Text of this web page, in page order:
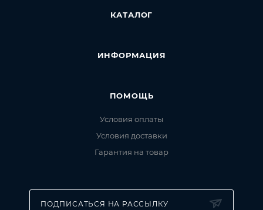
КАТАЛОГ
ИНФОРМАЦИЯ
ПОМОЩЬ
Условия оплаты
Условия доставки
Гарантия на товар
ПОДПИСАТЬСЯ НА РАССЫЛКУ